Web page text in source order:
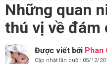
Những quan
thú vị về đám
Được viết bởi Phan
Cập nhật lần cuối: 05/12/